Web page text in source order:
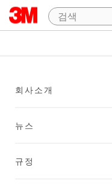
회사소개
뉴스
규정